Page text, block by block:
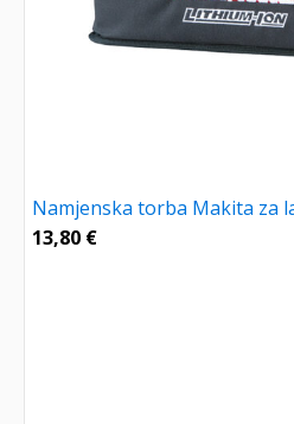
Namjenska torba Makita za
13,80 €